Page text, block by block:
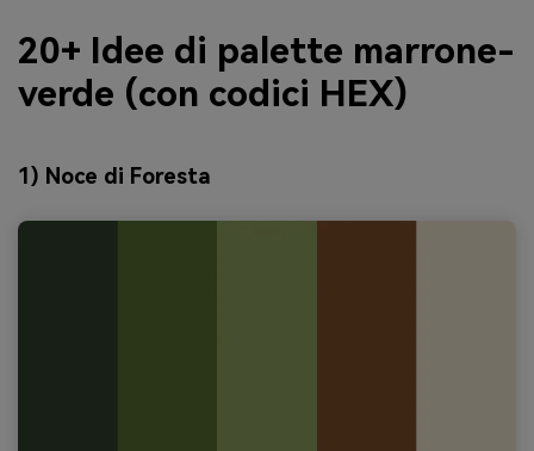
20+ Idee di palette marrone-
verde (con codici HEX)
1) Noce di Foresta